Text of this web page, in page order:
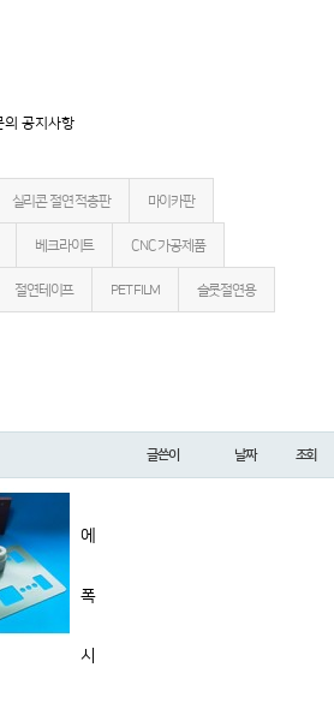
공지사항
실리콘 절연 적층판 마이카판
베크라이트 CNC 가공제품
절연테이프 PET FILM 슬롯절연용
글쓴이 날짜 조회
에
폭
시